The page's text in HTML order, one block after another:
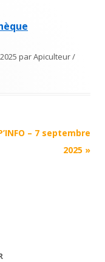
parApiculteur /
– 7 septembre
2025 »